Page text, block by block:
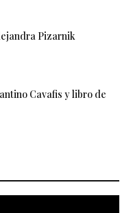
Pizarnik
Cavafis y libro de